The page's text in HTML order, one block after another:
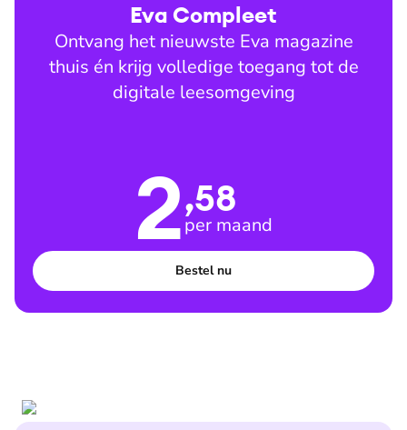
Eva Compleet
Ontvang het nieuwste Eva magazine
thuis én krijg volledige toegang tot de
digitale leesomgeving
2,58
per maand
Bestel nu